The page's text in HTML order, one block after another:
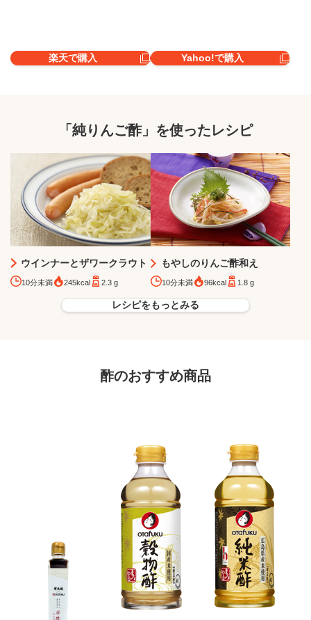
楽天で購入 Yahoo!で購入
「純りんご酢」を使ったレシピ
ウインナーとザワークラウト
10分未満 245kcal 2.3 g
もやしのりんご酢和え
10分未満 96kcal 1.8 g
レシピをもっとみる
酢のおすすめ商品